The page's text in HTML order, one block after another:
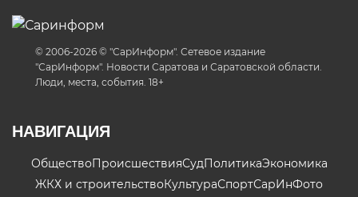
© 2006-2026 © "СарИнформ". Сетевое издание
"СарИнформ". Новости Саратова и Саратовской области.
Люди, места, события. 18+
НАВИГАЦИЯ
ОбществоПроисшествияСудПолитикаЭкономика
ЖКХ и строительствоКультураСпортСарИнФото